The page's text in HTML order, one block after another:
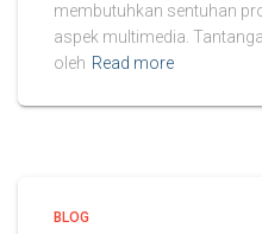
membutuhkan sentuhan
aspek multimedia.
oleh Read more
BLOG